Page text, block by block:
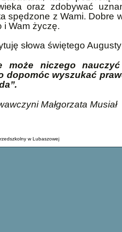
oraz zdobywać
spędzone z Wami. Dobre
i Wam życzę.
słowa świętego
może niczego
dopomóc wyszukać
Małgorzata Musiał
w Lubaszowej